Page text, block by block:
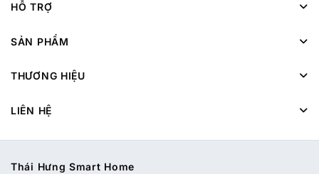
HỖ TRỢ
SẢN PHẨM
THƯƠNG HIỆU
LIÊN HỆ
Thái Hưng Smart Home